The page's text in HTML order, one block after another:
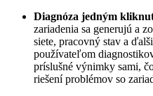
Diagnóza jedným
zariadenia sa generujú a
siete, pracovný stav a
používateľom
príslušné výnimky sami,
riešení problémov so